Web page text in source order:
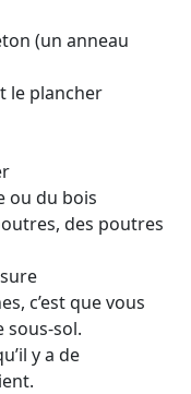
(un anneau
le plancher
ou du bois
des poutres
c’est que vous
sous-sol.
y a de